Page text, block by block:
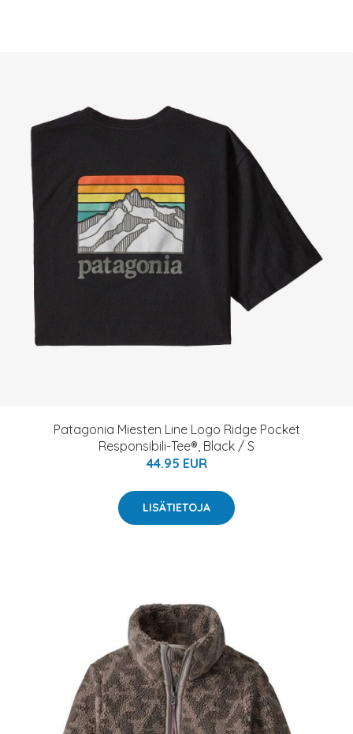
Patagonia Miesten Line Logo Ridge Pocket
Responsibili-Tee®, Black / S
44.95 EUR
LISÄTIETOJA